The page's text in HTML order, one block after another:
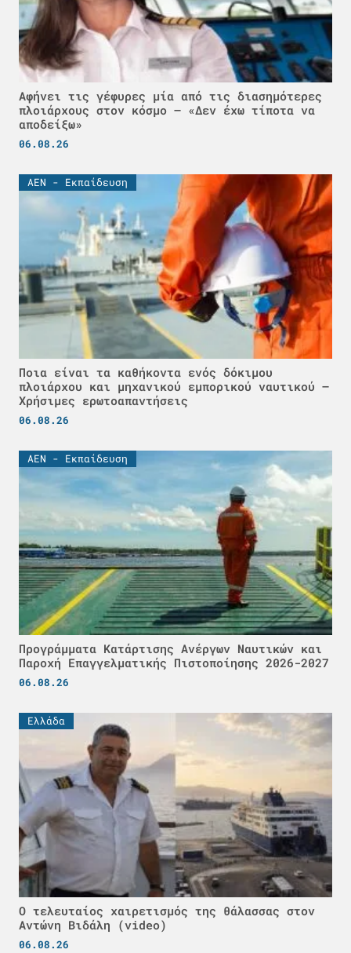
Αφήνει τις γέφυρες μία από τις διασημότερες
πλοιάρχους στον κόσμο – «Δεν έχω τίποτα να
αποδείξω»
06.08.26
ΑΕΝ - Εκπαίδευση
Ποια είναι τα καθήκοντα ενός δόκιμου
πλοιάρχου και μηχανικού εμπορικού ναυτικού –
Χρήσιμες ερωτοαπαντήσεις
06.08.26
ΑΕΝ - Εκπαίδευση
Προγράμματα Κατάρτισης Ανέργων Ναυτικών και
Παροχή Επαγγελματικής Πιστοποίησης 2026-2027
06.08.26
Ελλάδα
Ο τελευταίος χαιρετισμός της θάλασσας στον
Αντώνη Βιδάλη (video)
06.08.26